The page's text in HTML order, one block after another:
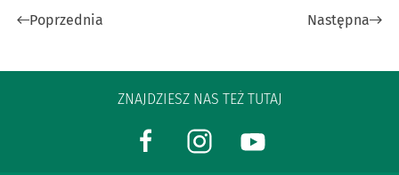
Poprzednia Następna
ZNAJDZIESZ NAS TEŻ TUTAJ